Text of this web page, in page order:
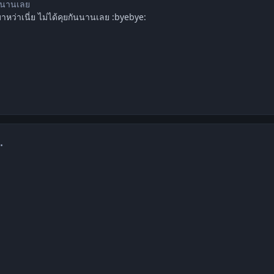
านเลย
หว่าเนี่ย ไม่ได้คุยกันนานเลย :byebye: